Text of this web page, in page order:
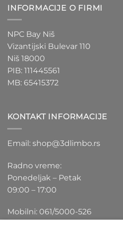
INFORMACIJE O FIRMI
NPC Bay Niš
Vizantijski Bulevar 110
Niš 18000
PIB: 111445561
MB: 65415372
KONTAKT INFORMACIJE
Email: shop@3dlimbo.rs
Radno vreme:
Ponedeljak – Petak
09:00 – 17:00
Mobilni: 061/5000-526